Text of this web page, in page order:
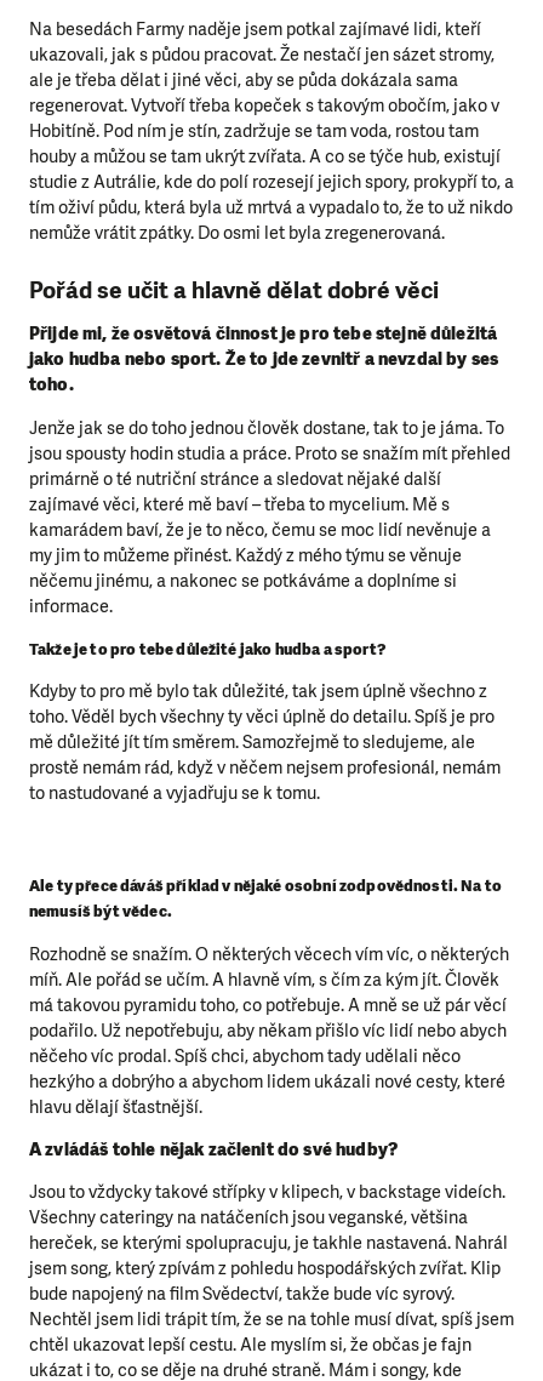
Na besedách Farmy naděje jsem potkal zajímavé lidi, kteří
ukazovali, jak s půdou pracovat. Že nestačí jen sázet stromy,
ale je třeba dělat i jiné věci, aby se půda dokázala sama
regenerovat. Vytvoří třeba kopeček s takovým obočím, jako v
Hobitíně. Pod ním je stín, zadržuje se tam voda, rostou tam
houby a můžou se tam ukrýt zvířata. A co se týče hub, existují
studie z Autrálie, kde do polí rozesejí jejich spory, prokypří to, a
tím oživí půdu, která byla už mrtvá a vypadalo to, že to už nikdo
nemůže vrátit zpátky. Do osmi let byla zregenerovaná.
Pořád se učit a hlavně dělat dobré věci
Přijde mi, že osvětová činnost je pro tebe stejně důležitá
jako hudba nebo sport. Že to jde zevnitř a nevzdal by ses
toho.
Jenže jak se do toho jednou člověk dostane, tak to je jáma. To
jsou spousty hodin studia a práce. Proto se snažím mít přehled
primárně o té nutriční stránce a sledovat nějaké další
zajímavé věci, které mě baví – třeba to mycelium. Mě s
kamarádem baví, že je to něco, čemu se moc lidí nevěnuje a
my jim to můžeme přinést. Každý z mého týmu se věnuje
něčemu jinému, a nakonec se potkáváme a doplníme si
informace.
Takže je to pro tebe důležité jako hudba a sport?
Kdyby to pro mě bylo tak důležité, tak jsem úplně všechno z
toho. Věděl bych všechny ty věci úplně do detailu. Spíš je pro
mě důležité jít tím směrem. Samozřejmě to sledujeme, ale
prostě nemám rád, když v něčem nejsem profesionál, nemám
to nastudované a vyjadřuju se k tomu.
Ale ty přece dáváš příklad v nějaké osobní zodpovědnosti. Na to
nemusíš být vědec.
Rozhodně se snažím. O některých věcech vím víc, o některých
míň. Ale pořád se učím. A hlavně vím, s čím za kým jít. Člověk
má takovou pyramidu toho, co potřebuje. A mně se už pár věcí
podařilo. Už nepotřebuju, aby někam přišlo víc lidí nebo abych
něčeho víc prodal. Spíš chci, abychom tady udělali něco
hezkýho a dobrýho a abychom lidem ukázali nové cesty, které
hlavu dělají šťastnější.
A zvládáš tohle nějak začlenit do své hudby?
Jsou to vždycky takové střípky v klipech, v backstage videích.
Všechny cateringy na natáčeních jsou veganské, většina
hereček, se kterými spolupracuju, je takhle nastavená. Nahrál
jsem song, který zpívám z pohledu hospodářských zvířat. Klip
bude napojený na film Svědectví, takže bude víc syrový.
Nechtěl jsem lidi trápit tím, že se na tohle musí dívat, spíš jsem
chtěl ukazovat lepší cestu. Ale myslím si, že občas je fajn
ukázat i to, co se děje na druhé straně. Mám i songy, kde